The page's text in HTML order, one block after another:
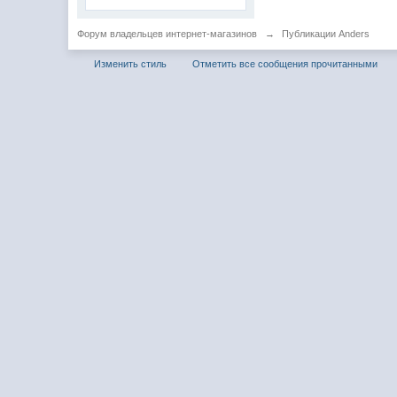
Форум владельцев интернет-магазинов → Публикации Anders
Изменить стиль Отметить все сообщения прочитанными